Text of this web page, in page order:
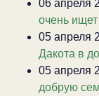
06 апреля
очень
05 апреля
Дакота в
05 апреля
добрую